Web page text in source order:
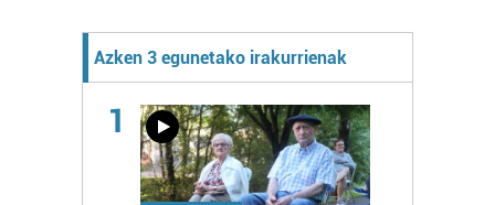
Azken 3 egunetako irakurrienak
1